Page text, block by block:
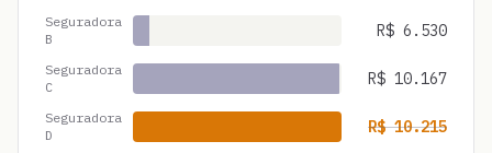
Seguradora
B
R$ 6.530
Seguradora
C
R$ 10.167
Seguradora
D
R$10.215